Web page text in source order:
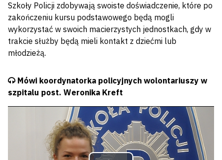
Szkoły Policji zdobywają swoiste doświadczenie, które po
zakończeniu kursu podstawowego będą mogli
wykorzystać w swoich macierzystych jednostkach, gdy w
trakcie służby będą mieli kontakt z dziećmi lub
młodzieżą.
Nagranie audio
Mówi koordynatorka policyjnych wolontariuszy w
szpitalu post. Weronika Kreft